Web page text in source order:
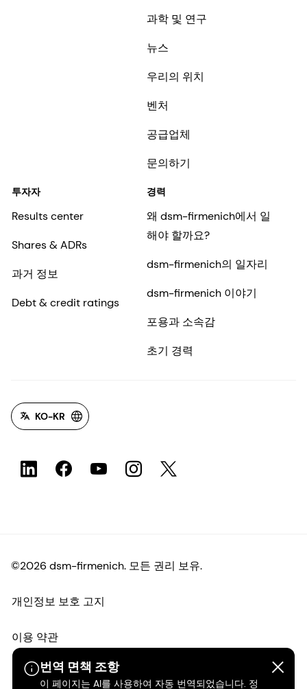
번역 면책 조항
이 페이지는 AI를 사용하여 자동 번역되었습니다. 정
과학 및 연구
뉴스
우리의 위치
벤처
공급업체
문의하기
투자자
Results center
Shares & ADRs
과거 정보
Debt & credit ratings
경력
왜 dsm-firmenich에서 일
해야 할까요?
dsm-firmenich의 일자리
dsm-firmenich 이야기
포용과 소속감
초기 경력
KO-KR
©2026 dsm-firmenich. 모든 권리 보유.
개인정보 보호 고지
이용 약관
약관